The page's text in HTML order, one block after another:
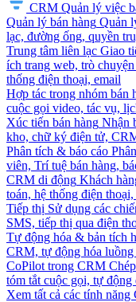
CRM Quản lý việc
Quản lý bán hàng Quản
lạc, đường ống, quyền
Trung tâm liên lạc Giao
ích trang web, trò
thống điện thoại, email
Hợp tác trong nhóm bán
cuộc gọi video, tác vụ,
Xúc tiến bán hàng Nhận
kho, chữ ký điện tử,
Phân tích & báo cáo
viên, Trí tuệ bán hàng,
CRM di động Khách
toán, hệ thống điện
Tiếp thị Sử dụng các
SMS, tiếp thị qua điện
Tự động hóa & bản tích
CRM, tự động hóa
CoPilot trong CRM
tóm tắt cuộc gọi, tự
Xem tất cả các tính năng